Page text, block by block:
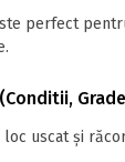
perfect
uscat și